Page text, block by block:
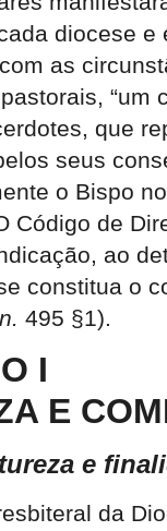
diocese e
as
“um
que
seus
o Bispo
Código de
ao
constitua o
495 §1).
I
E
e
da